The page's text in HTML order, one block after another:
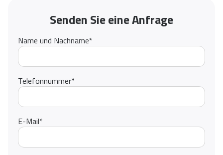
Senden Sie eine Anfrage
Name und Nachname*
Telefonnummer*
E-Mail*